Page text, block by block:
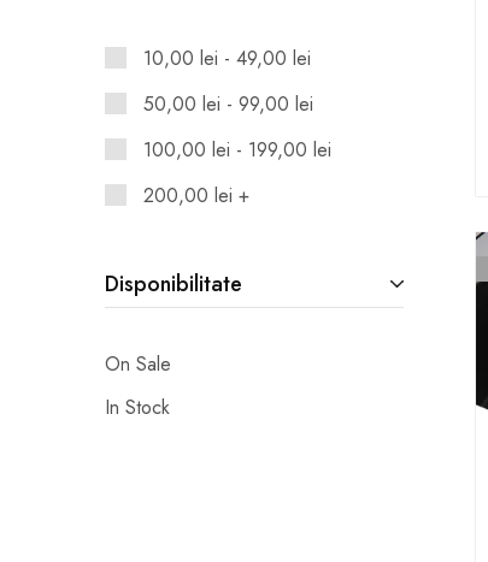
10,00 lei - 49,00 lei
50,00 lei - 99,00 lei
100,00 lei - 199,00 lei
200,00 lei +
Disponibilitate
On Sale
In Stock